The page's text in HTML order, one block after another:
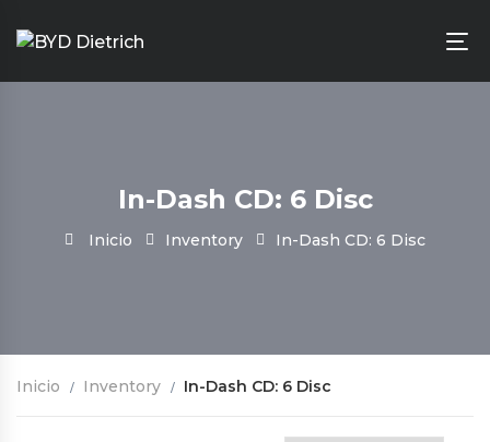
In-Dash CD: 6 Disc
Inicio Inventory In-Dash CD: 6 Disc
Inicio Inventory In-Dash CD: 6 Disc